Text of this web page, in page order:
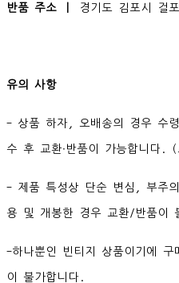
반품 주소 ㅣ 경기도 김포시 걸
유의 사항
- 상품 하자, 오배송의 경우 수
수 후 교환∙반품이 가능합니다.
- 제품 특성상 단순 변심, 부주
용 및 개봉한 경우 교환/반품이
-하나뿐인 빈티지 상품이기에
이 불가합니다.